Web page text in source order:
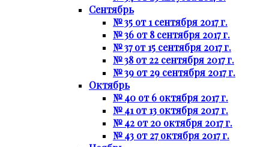
Сентябрь
№ 35 от 1 сентября 2017 г.
№ 36 от 8 сентября 2017 г.
№ 37 от 15 сентября 2017 г.
№ 38 от 22 сентября 2017 г.
№ 39 от 29 сентября 2017 г.
Октябрь
№ 40 от 6 октября 2017 г.
№ 41 от 13 октября 2017 г.
№ 42 от 20 октября 2017 г.
№ 43 от 27 октября 2017 г.